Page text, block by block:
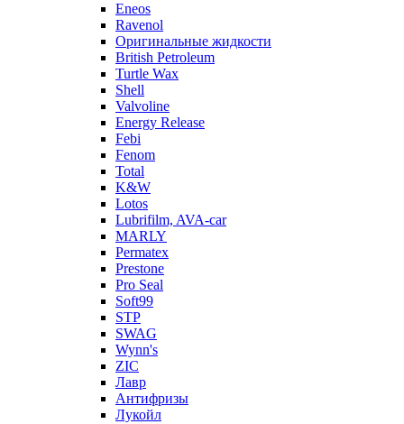
Eneos
Ravenol
Оригинальные жидкости
British Petroleum
Turtle Wax
Shell
Valvoline
Energy Release
Febi
Fenom
Total
K&W
Lotos
Lubrifilm, AVA-car
MARLY
Permatex
Prestone
Pro Seal
Soft99
STP
SWAG
Wynn's
ZIC
Лавр
Антифризы
Лукойл